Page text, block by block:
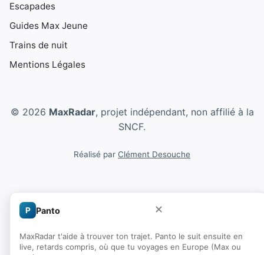
Escapades
Guides Max Jeune
Trains de nuit
Mentions Légales
© 2026 MaxRadar, projet indépendant, non affilié à la
SNCF.
Réalisé par Clément Desouche
P Panto ✕
MaxRadar t'aide à trouver ton trajet. Panto le suit ensuite en
live, retards compris, où que tu voyages en Europe (Max ou